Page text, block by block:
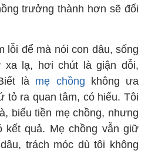
trưởng thành hơn sẽ đối
lỗi để mà nói con dâu, sống
xa lạ, hơi chút là giận dỗi,
là mẹ chồng không ưa
tỏ ra quan tâm, có hiếu. Tôi
biếu tiền mẹ chồng, nhưng
kết quả. Mẹ chồng vẫn giữ
trách móc dù tôi không